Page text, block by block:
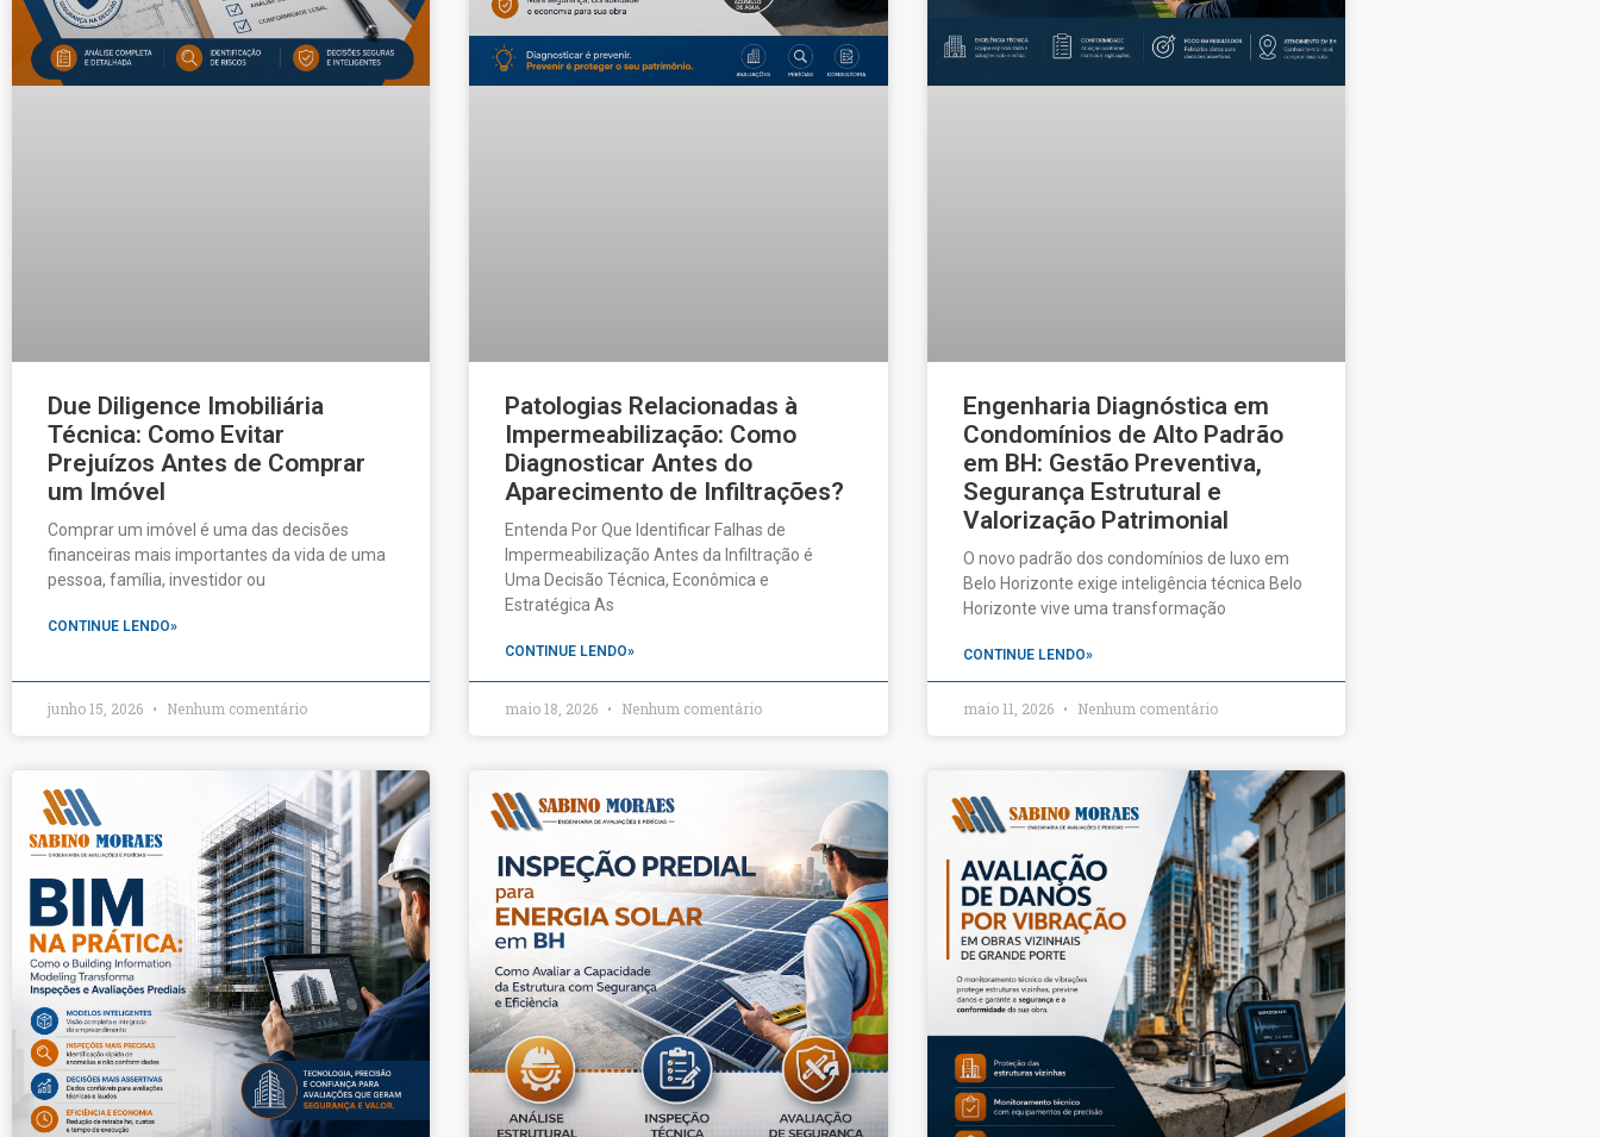
Due Diligence Imobiliária
Técnica: Como Evitar
Prejuízos Antes de Comprar
um Imóvel
Comprar um imóvel é uma das decisões
financeiras mais importantes da vida de uma
pessoa, família, investidor ou
CONTINUE LENDO»
junho 15, 2026 Nenhum comentário
Patologias Relacionadas à
Impermeabilização: Como
Diagnosticar Antes do
Aparecimento de Infiltrações?
Entenda Por Que Identificar Falhas de
Impermeabilização Antes da Infiltração é
Uma Decisão Técnica, Econômica e
Estratégica As
CONTINUE LENDO»
maio 18, 2026 Nenhum comentário
Engenharia Diagnóstica em
Condomínios de Alto Padrão
em BH: Gestão Preventiva,
Segurança Estrutural e
Valorização Patrimonial
O novo padrão dos condomínios de luxo em
Belo Horizonte exige inteligência técnica Belo
Horizonte vive uma transformação
CONTINUE LENDO»
maio 11, 2026 Nenhum comentário